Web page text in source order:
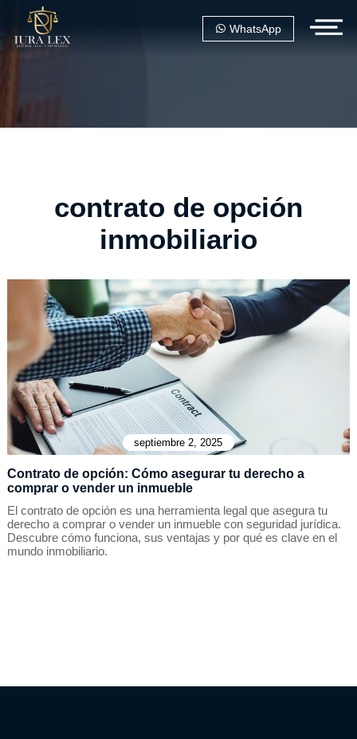
WhatsApp
contrato de opción
inmobiliario
septiembre 2, 2025
Contrato de opción: Cómo asegurar tu derecho a
comprar o vender un inmueble
El contrato de opción es una herramienta legal que asegura tu
derecho a comprar o vender un inmueble con seguridad jurídica.
Descubre cómo funciona, sus ventajas y por qué es clave en el
mundo inmobiliario.